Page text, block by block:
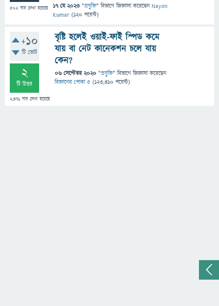
502বার দেখা হয়েছে 17 মে 2023 "প্রযুক্তি" বিভাগে জিজ্ঞাসাকরেছেনNayon
Kumar (120 পয়েন্ট)
+10
টি ভোট
2
টি উত্তর
2,471 বার দেখা হয়েছে
বৃষ্টি হলেই ওয়াই-ফাই স্পিড কমে
যায় বা নেট কানেকশন চলে যায়
কেন?
06 সেপ্টেম্বর 2020 "প্রযুক্তি" বিভাগে জিজ্ঞাসাকরেছেন
বিজ্ঞানের পোকা ৫ (123,410 পয়েন্ট)